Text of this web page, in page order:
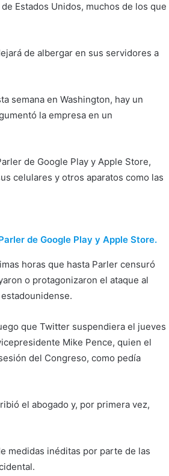
Estados Unidos, muchos de los que
de albergar en sus servidores a
semana en Washington, hay un
la empresa en un
de Google Play y Apple Store,
celulares y otros aparatos como las
de Google Play y Apple Store.
horas que hasta Parler censuró
o protagonizaron el ataque al
que Twitter suspendiera el jueves
Mike Pence, quien el
del Congreso, como pedía
el abogado y, por primera vez,
medidas inéditas por parte de las